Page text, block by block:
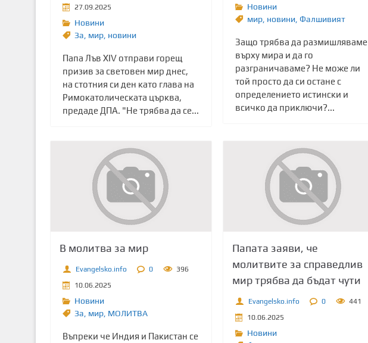
27.09.2025
Новини
Зa мир, новини
Папа Лъв XIV отправи горещ
призив за световен мир днес,
на стотния си ден като глава на
Римокатолическата църква,
предаде ДПА. "Не трябва да се...
Новини
мир, новини, Фалшивият
Защо трябва да размишляваме
върху мира и да го
разграничаваме? Не може ли
той просто да си остане с
определението истински и
всичко да приключи?...
В молитва за мир
Evangelsko.info 0
396
10.06.2025
Новини
Зa мир, МОЛИТВА
Въпреки че Индия и Пакистан се
Папата заяви, че
молитвите за справедлив
мир трябва да бъдат чути
Evangelsko.info 0
441
10.06.2025
Новини